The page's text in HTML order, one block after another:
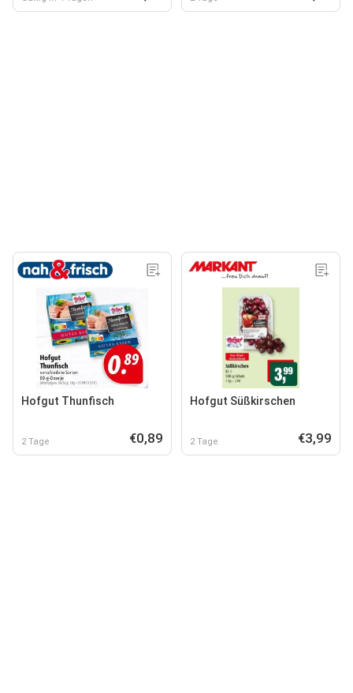
Hofgut Thunfisch
2 Tage €0,89
Hofgut Süßkirschen
2 Tage €3,99